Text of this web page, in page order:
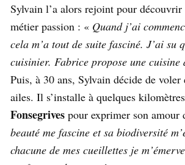
Sylvain l’a alors rejoint pour découvrir
métier passion : « Quand j’ai
cela m’a tout de suite fasciné. J’ai su
cuisinier. Fabrice propose une cuisine
Puis, à 30 ans, Sylvain décide de voler
ailes. Il s’installe à quelques
Fonsegrives pour exprimer son amour
beauté me fascine et sa biodiversité
chacune de mes cueillettes je